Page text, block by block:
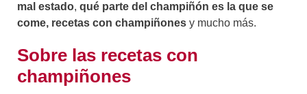
mal estado, qué parte del champiñón es la que se
come, recetas con champiñones y mucho más.
Sobre las recetas con
champiñones